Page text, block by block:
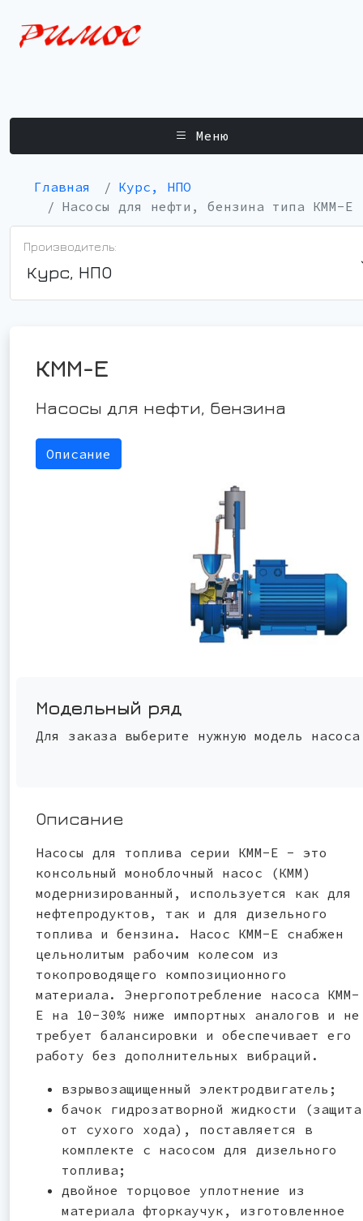
Меню
Главная
Курс, НПО
Насосы для нефти, бензина типа КММ-Е
Производитель:
Курс, НПО
КММ-Е
Насосы для нефти, бензина
Описание
Модельный ряд
Для заказа выберите нужную модель насоса
Описание
Насосы для топлива серии КММ-Е - это
консольный моноблочный насос (КММ)
модернизированный, используется как для
нефтепродуктов, так и для дизельного
топлива и бензина. Насос КММ-Е снабжен
цельнолитым рабочим колесом из
токопроводящего композиционного
материала. Энергопотребление насоса КММ-
Е на 10-30% ниже импортных аналогов и не
требует балансировки и обеспечивает его
работу без дополнительных вибраций.
взрывозащищенный электродвигатель;
бачок гидрозатворной жидкости (защита
от сухого хода), поставляется в
комплекте с насосом для дизельного
топлива;
двойное торцовое уплотнение из
материала фторкаучук, изготовленное